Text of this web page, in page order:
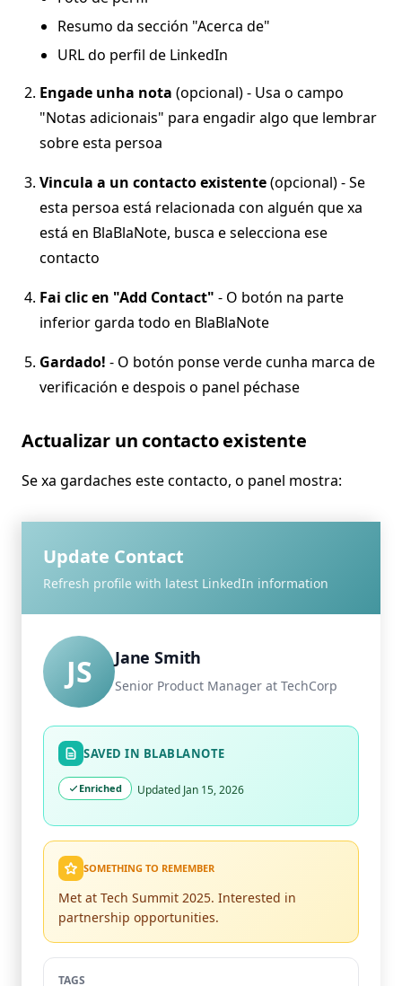
Resumo da sección "Acerca de"
URL do perfil de LinkedIn
Engade unha nota (opcional) - Usa o campo
"Notas adicionais" para engadir algo que lembrar
sobre esta persoa
Vincula a un contacto existente(opcional) - Se
esta persoa está relacionada con alguén que xa
está en BlaBlaNote, busca e selecciona ese
contacto
Fai clic en "Add Contact" - O botón na parte
inferior garda todo en BlaBlaNote
Gardado! - O botón ponse verde cunha marca de
verificación e despois o panel péchase
Actualizar un contacto existente
Se xa gardaches este contacto, o panel mostra:
Update Contact
Refresh profile with latest LinkedIn information
JS Jane Smith
Senior Product Manager at TechCorp
SAVED IN BLABLANOTE
Enriched Updated Jan 15, 2026
SOMETHING TO REMEMBER
Met at Tech Summit 2025. Interested in
partnership opportunities.
TAGS